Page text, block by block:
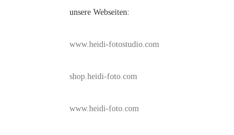
unsere Webseiten:
www.heidi-fotostudio.com
shop.heidi-foto.com
www.heidi-foto.com